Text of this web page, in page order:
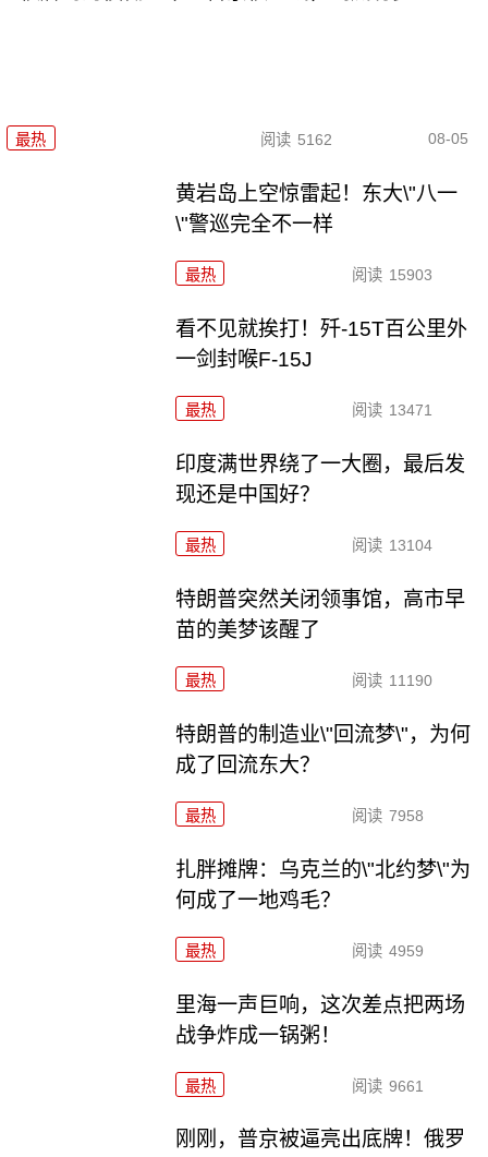
最热 阅读 5162 08-05
黄岩岛上空惊雷起！东大\"八一
\"警巡完全不一样
最热 阅读 15903
看不见就挨打！歼-15T百公里外
一剑封喉F-15J
最热 阅读 13471
印度满世界绕了一大圈，最后发
现还是中国好？
最热 阅读 13104
特朗普突然关闭领事馆，高市早
苗的美梦该醒了
最热 阅读 11190
特朗普的制造业\"回流梦\"，为何
成了回流东大？
最热 阅读 7958
扎胖摊牌：乌克兰的\"北约梦\"为
何成了一地鸡毛？
最热 阅读 4959
里海一声巨响，这次差点把两场
战争炸成一锅粥！
最热 阅读 9661
刚刚，普京被逼亮出底牌！俄罗